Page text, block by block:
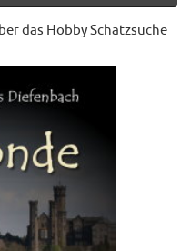
das Hobby Schatzsuche